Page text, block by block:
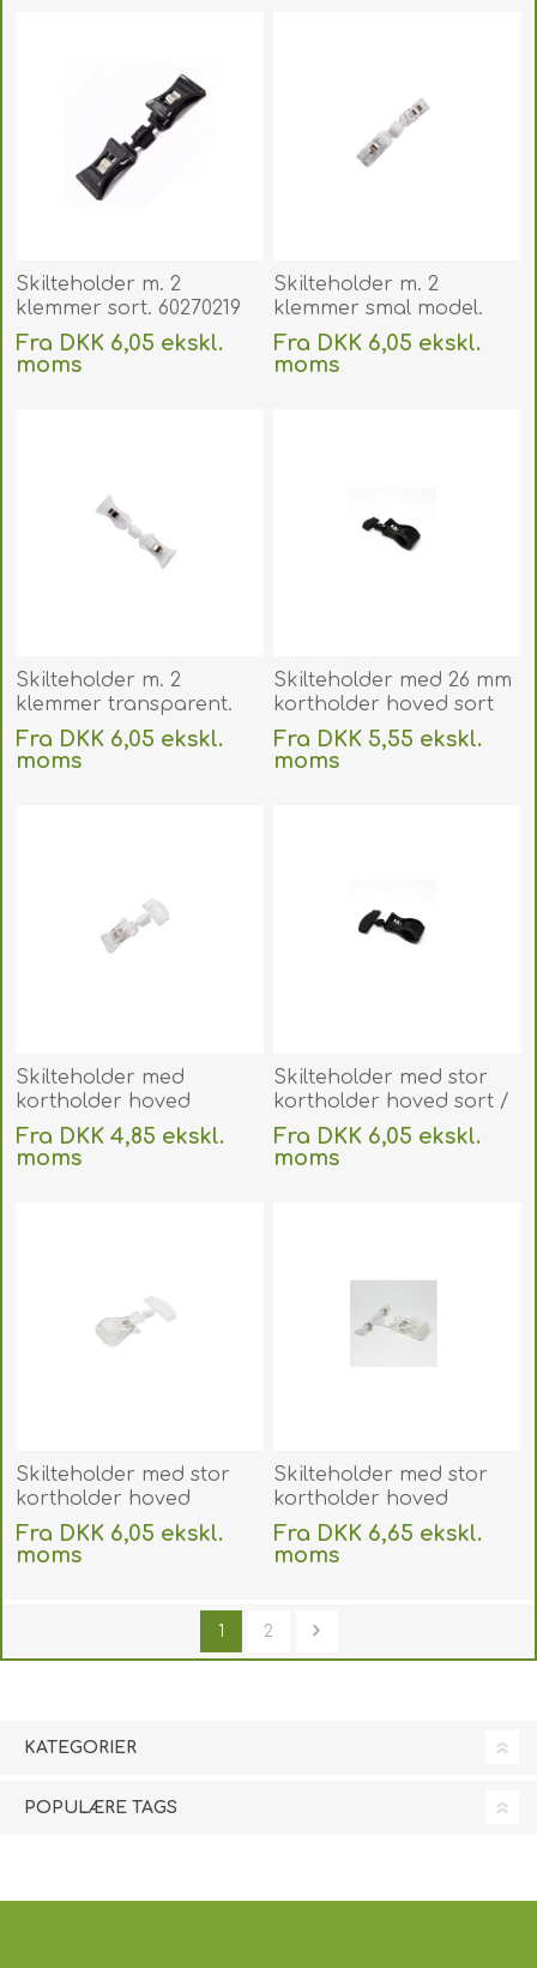
Skilteholder m. 2
klemmer sort. 60270219
Fra DKK 6,05 ekskl.
moms
Skilteholder m. 2
klemmer smal model.
60270212
Fra DKK 6,05 ekskl.
moms
Skilteholder m. 2
klemmer transparent.
60270213
Fra DKK 6,05 ekskl.
moms
Skilteholder med 26 mm
kortholder hoved sort
med stor klemme /
Prisskilteholder sort 26
Fra DKK 5,55 ekskl.
moms
Skilteholder med
kortholder hoved
transparent /
Prisskilteholder
Fra DKK 4,85 ekskl.
moms
Skilteholder med stor
kortholder hoved sort /
Prisskilteholder sort 50
mm. 60270159
Fra DKK 6,05 ekskl.
moms
Skilteholder med stor
kortholder hoved
transparent /
Prisskilteholder
Fra DKK 6,05 ekskl.
moms
Skilteholder med stor
kortholder hoved
transparent /
Prisskilteholder
Fra DKK 6,65 ekskl.
moms
1 2
KATEGORIER
POPULÆRE TAGS